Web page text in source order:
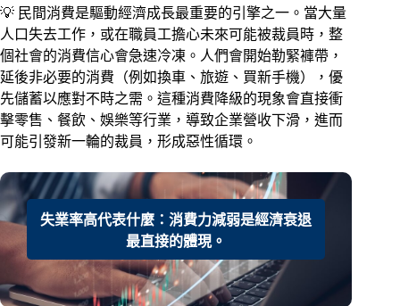
💡 民間消費是驅動經濟成長最重要的引擎之一。當大量
人口失去工作，或在職員工擔心未來可能被裁員時，整
個社會的消費信心會急速冷凍。人們會開始勒緊褲帶，
延後非必要的消費（例如換車、旅遊、買新手機），優
先儲蓄以應對不時之需。這種消費降級的現象會直接衝
擊零售、餐飲、娛樂等行業，導致企業營收下滑，進而
可能引發新一輪的裁員，形成惡性循環。
失業率高代表什麼：消費力減弱是經濟衰退
最直接的體現。